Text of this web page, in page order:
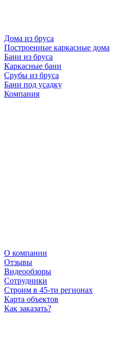
Дома из бруса
Построенные каркасные дома
Бани из бруса
Каркасные бани
Срубы из бруса
Бани под усадку
Компания
О компании
Отзывы
Видеообзоры
Сотрудники
Строим в 45-ти регионах
Карта объектов
Как заказать?